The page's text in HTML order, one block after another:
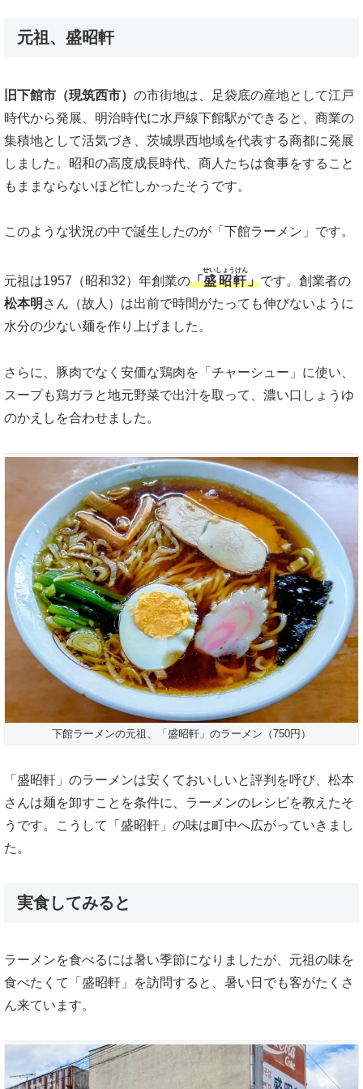
元祖、盛昭軒
旧下館市（現筑西市） の市街地は、足袋底の産地として江戸
時代から発展、明治時代に水戸線下館駅ができると、商業の
集積地として活気づき、茨城県西地域を代表する商都に発展
しました。昭和の高度成長時代、商人たちは食事をすること
もままならないほど忙しかったそうです。
このような状況の中で誕生したのが「下館ラーメン」です。
元祖は1957（昭和32）年創業の「盛昭軒
せいしょうけん
」です。創業者の
松本明 さん（故人）は出前で時間がたっても伸びないように
水分の少ない麺を作り上げました。
さらに、豚肉でなく安価な鶏肉を「チャーシュー」に使い、
スープも鶏ガラと地元野菜で出汁を取って、濃い口しょうゆ
のかえしを合わせました。
下館ラーメンの元祖、「盛昭軒」のラーメン（750円）
「盛昭軒」のラーメンは安くておいしいと評判を呼び、松本
さんは麺を卸すことを条件に、ラーメンのレシピを教えたそ
うです。こうして「盛昭軒」の味は町中へ広がっていきまし
た。
実食してみると
ラーメンを食べるには暑い季節になりましたが、元祖の味を
食べたくて「盛昭軒」を訪問すると、暑い日でも客がたくさ
ん来ています。